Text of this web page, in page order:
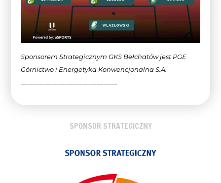
Sponsorem Strategicznym GKS Bełchatów jest PGE
Górnictwo i Energetyka Konwencjonalna S.A.
SPONSOR STRATEGICZNY